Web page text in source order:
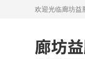
欢迎光临廊坊益